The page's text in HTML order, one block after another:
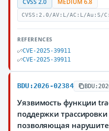
CVSS 2.0 MEDIUM 6.8
CVSS:2.0/AV:L/AC:L/Au:S/
REFERENCES
CVE-2025-39911
CVE-2025-39911
BDU:2026-02384
Уязвимость функции
поддержки
позволяющая